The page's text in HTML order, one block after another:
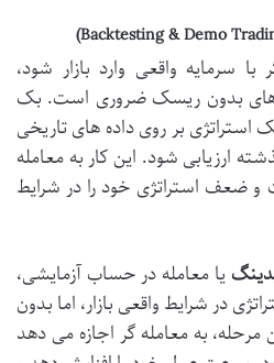
سرمایه واقعی وارد بازار شود،
های بدون ریسک ضروری است. بک
بر روی داده های تاریخی
ارزیابی شود. این کار به معامله
ضعف استراتژی خود را در شرایط
یا معامله در حساب آزمایشی،
در شرایط واقعی بازار، اما بدون
به معامله گر اجازه می دهد